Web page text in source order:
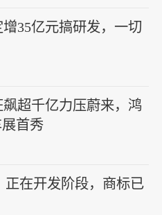
35亿元搞研发，一切
超千亿力压蔚来，鸿
首秀
在开发阶段，商标已